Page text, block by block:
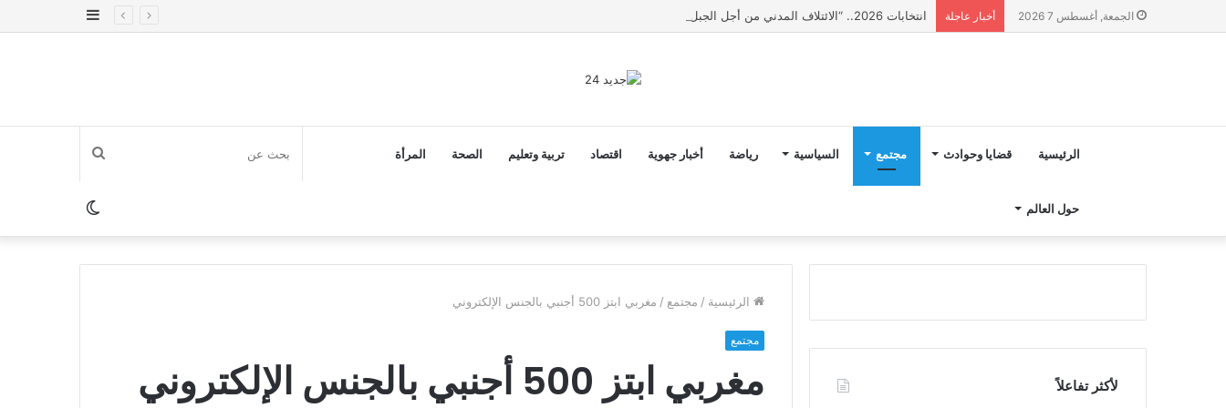
الجمعة, أغسطس 7 2026 أخبار عاجلة انتخابات 2026.. “الائتلاف المدني من أجل الجبل” يرفع عشرة مطالب أمام الأحزاب لإنصاف المناطق الجبلية
إضافة
الرئيسية قضايا وحوادث مجتمع السياسية رياضة أخبار جهوية اقتصاد تربية وتعليم الصحة المرأة
حول العالم
بحث
عنالوضع
المظلم
الرئيسية / مجتمع / مغربي ابتز 500 أجنبي بالجنس الإلكتروني
مجتمع
مغربي ابتز 500 أجنبي بالجنس الإلكتروني لأكثر تفاعلاً